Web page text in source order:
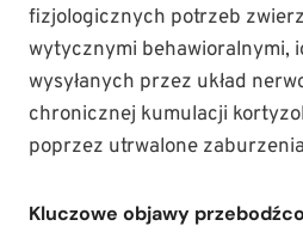
fizjologicznych potrzeb
wytycznymi behawioralnymi,
wysyłanych przez układ
chronicznej kumulacji
poprzez utrwalone
Kluczowe objawy